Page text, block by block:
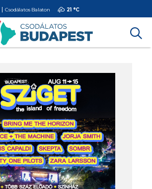
Csodálatos Balaton 21 °C